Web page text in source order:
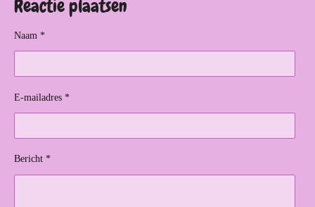
Reactie plaatsen
Naam *
E-mailadres *
Bericht *